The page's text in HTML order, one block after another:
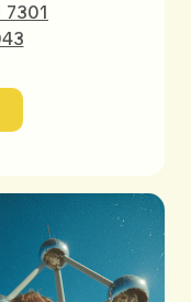
7301